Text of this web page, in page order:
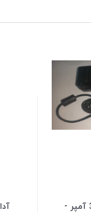
آداپتور 8.2 ولت 3 آمپر -